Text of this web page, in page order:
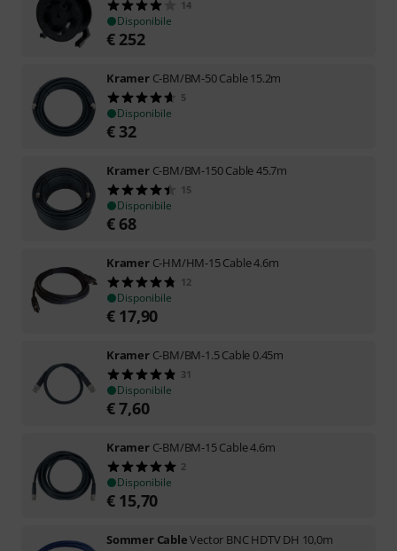
14
Disponibile
€ 252
Kramer C-BM/BM-50 Cable 15.2m
5
Disponibile
€ 32
Kramer C-BM/BM-150 Cable 45.7m
15
Disponibile
€ 68
Kramer C-HM/HM-15 Cable 4.6m
12
Disponibile
€ 17,90
Kramer C-BM/BM-1.5 Cable 0.45m
31
Disponibile
€7,60
Kramer C-BM/BM-15 Cable 4.6m
2
Disponibile
€ 15,70
Sommer CableVector BNC HDTV DH 10,0m